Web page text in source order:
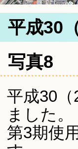
平成30
写真8
平成30
ました。
第3期使